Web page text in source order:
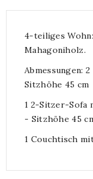
4-teiliges
Mahagoniholz.
Abmessungen:
Sitzhöhe 45 cm
1 2-Sitzer-Sofa
- Sitzhöhe 45
1 Couchtisch